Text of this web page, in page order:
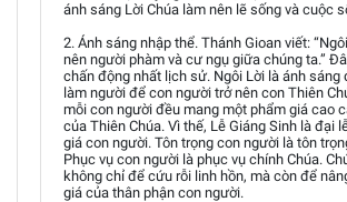
ánh sáng Lời Chúa làm nên lẽ sống và cuộc
2. Ánh sáng nhập thể. Thánh Gioan viết:
nên người phàm và cư ngụ giữa chúng ta.”
chấn động nhất lịch sử. Ngôi Lời là ánh sáng
làm người để con người trở nên con Thiên
mỗi con người đều mang một phẩm giá cao
của Thiên Chúa. Vì thế, Lễ Giáng Sinh là đại
giá con người. Tôn trọng con người là tôn
Phục vụ con người là phục vụ chính Chúa.
không chỉ để cứu rỗi linh hồn, mà còn để
giá của thân phận con người.